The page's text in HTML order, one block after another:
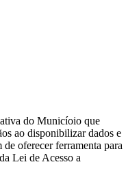
do Municíoio que
ao disponibilizar dados e
oferecer ferramenta para
Lei de Acesso a